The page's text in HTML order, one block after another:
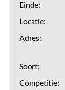
Einde:
Locatie:
Adres:
Soort:
Competitie: